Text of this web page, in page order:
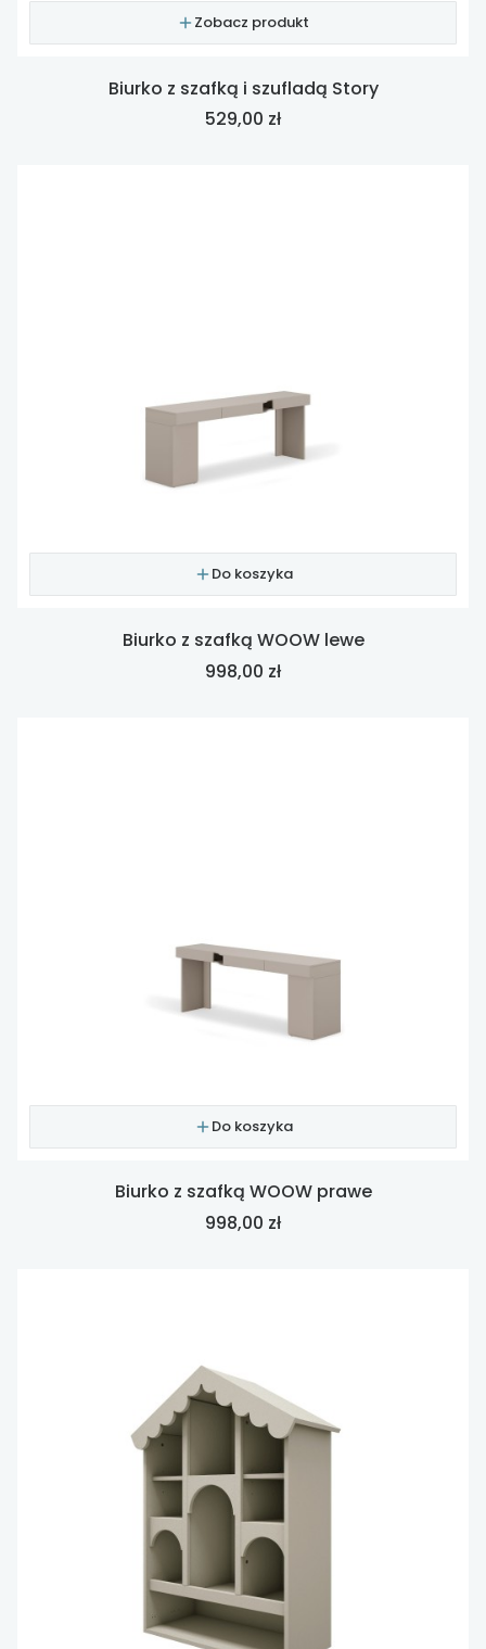
Zobacz produkt
Biurko z szafką i szufladą Story
Cena
529,00 zł
Do koszyka
Biurko z szafką WOOW lewe
Cena
998,00 zł
Do koszyka
Biurko z szafką WOOW prawe
Cena
998,00 zł